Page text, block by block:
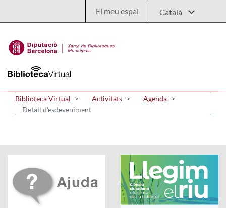
El meu espai
Biblioteca Virtual Activitats
Agenda
Detall d'esdeveniment